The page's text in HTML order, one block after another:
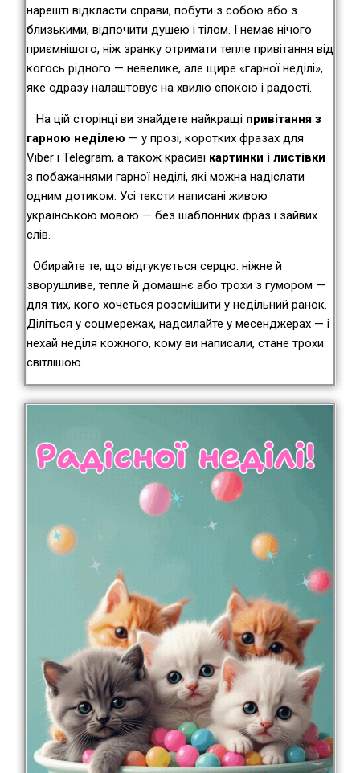
нарешті відкласти справи, побути з собою або з
близькими, відпочити душею і тілом. І немає нічого
приємнішого, ніж зранку отримати тепле привітання від
когось рідного — невелике, але щире «гарної неділі»,
яке одразу налаштовує на хвилю спокою і радості.
На цій сторінці ви знайдете найкращі привітання з
гарною неділею — у прозі, коротких фразах для
Viber і Telegram, а також красиві картинки і листівки
з побажаннями гарної неділі, які можна надіслати
одним дотиком. Усі тексти написані живою
українською мовою — без шаблонних фраз і зайвих
слів.
Обирайте те, що відгукується серцю: ніжне й
зворушливе, тепле й домашнє або трохи з гумором —
для тих, кого хочеться розсмішити у недільний ранок.
Діліться у соцмережах, надсилайте у месенджерах — і
нехай неділя кожного, кому ви написали, стане трохи
світлішою.